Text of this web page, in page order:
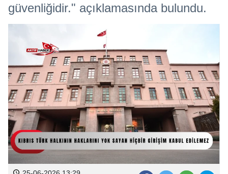
güvenliğidir." açıklamasında bulundu.